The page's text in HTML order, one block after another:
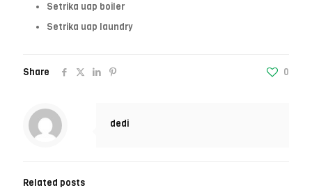
Setrika uap boiler
Setrika uap laundry
Share 0
dedi
Related posts